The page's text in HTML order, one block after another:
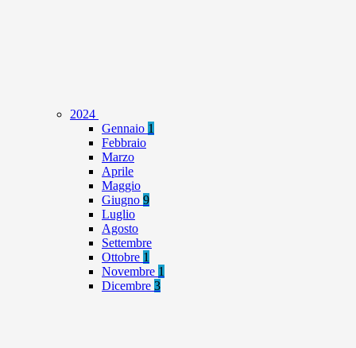
2024
Gennaio 1
Febbraio
Marzo
Aprile
Maggio
Giugno 9
Luglio
Agosto
Settembre
Ottobre 1
Novembre 1
Dicembre 3